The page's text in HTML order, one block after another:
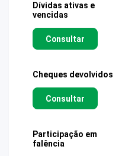
Dívidas ativas e
vencidas
Consultar
Cheques devolvidos
Consultar
Participação em
falência